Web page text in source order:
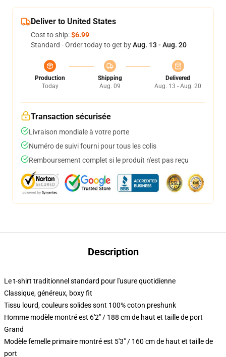
Deliver to United States
Cost to ship:$6.99
Standard - Order today to get byAug. 13 - Aug. 20
Production
Today
Shipping
Aug. 09
Delivered
Aug. 13 - Aug. 20
Transaction sécurisée
Livraison mondiale à votre porte
Numéro de suivi fourni pour tous les colis
Remboursement complet si le produit n'est pas reçu
Description
Le t-shirt traditionnel standard pour l'usure quotidienne
Classique, généreux, boxy fit
Tissu lourd, couleurs solides sont 100% coton preshunk
Homme modèle montré est 6'2" / 188 cm de haut et taille de port
Grand
Modèle femelle primaire montré est 5'3" / 160 cm de haut et taille de
port